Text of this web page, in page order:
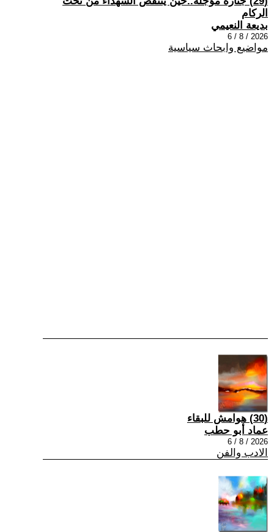
الركام
بديعة النعيمي
2026 / 8 / 6
مواضيع وابحاث سياسية
(30) هوامش للبقاء
عماد أبو حطب
2026 / 8 / 6
الادب والفن